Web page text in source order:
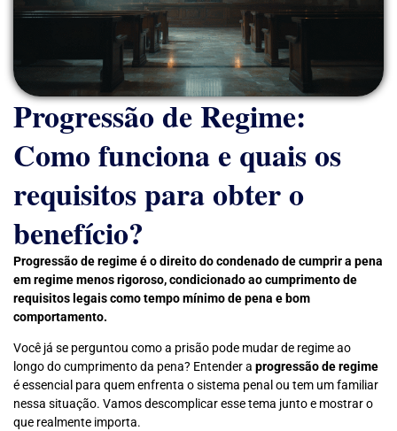
Progressão de Regime:
Como funciona e quais os
requisitos para obter o
benefício?
Progressão de regime é o direito do condenado de cumprir a pena
em regime menos rigoroso, condicionado ao cumprimento de
requisitos legais como tempo mínimo de pena e bom
comportamento.
Você já se perguntou como a prisão pode mudar de regime ao
longo do cumprimento da pena? Entender a progressão de regime
é essencial para quem enfrenta o sistema penal ou tem um familiar
nessa situação. Vamos descomplicar esse tema junto e mostrar o
que realmente importa.